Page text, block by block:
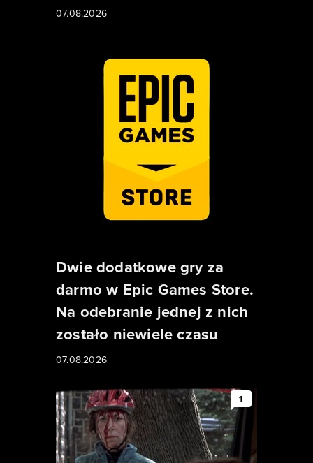
07.08.2026
Dwie dodatkowe gry za
darmo w Epic Games Store.
Na odebranie jednej z nich
zostało niewiele czasu
07.08.2026
1